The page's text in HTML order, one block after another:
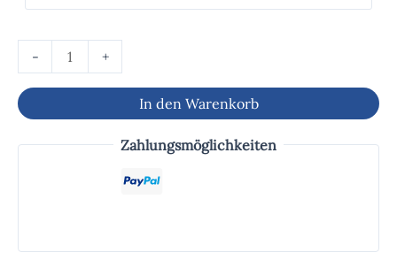
- +
In den Warenkorb
Zahlungsmöglichkeiten